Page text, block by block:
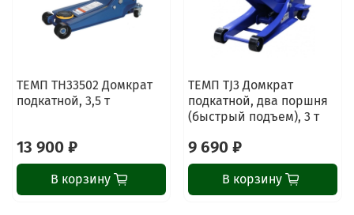
ТЕМП TH33502 Домкрат
подкатной, 3,5 т
13 900 ₽
В корзину
ТЕМП TJ3 Домкрат
подкатной, два поршня
(быстрый подъем), 3 т
9 690 ₽
В корзину